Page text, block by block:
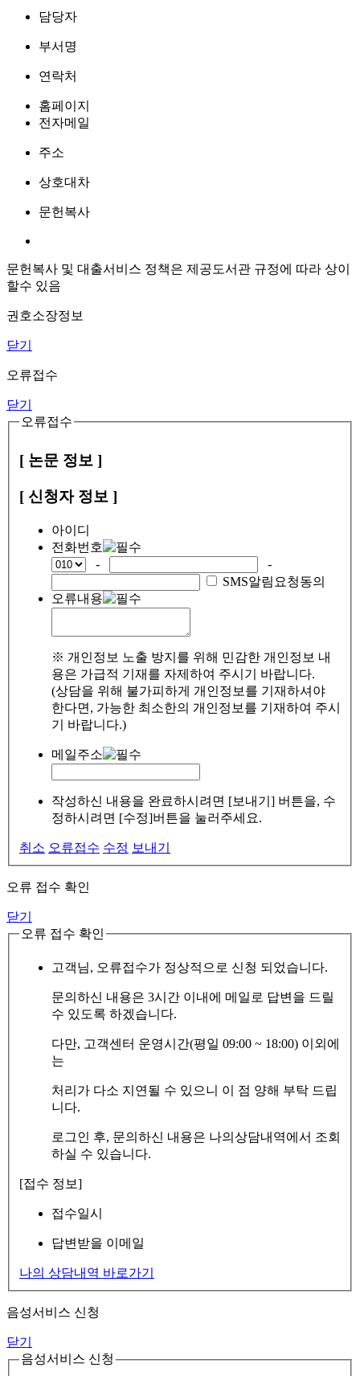
담당자
부서명
연락처
홈페이지
전자메일
주소
상호대차
문헌복사
문헌복사 및 대출서비스 정책은 제공도서관 규정에 따라 상이
할수 있음
권호소장정보
닫기
오류접수
닫기
오류접수
[ 논문 정보 ]
[ 신청자 정보 ]
아이디
전화번호
-
-
SMS알림요청동의
오류내용
※ 개인정보 노출 방지를 위해 민감한 개인정보 내
용은 가급적 기재를 자제하여 주시기 바랍니다.
(상담을 위해 불가피하게 개인정보를 기재하셔야
한다면, 가능한 최소한의 개인정보를 기재하여 주시
기 바랍니다.)
메일주소
작성하신 내용을 완료하시려면 [보내기] 버튼을, 수
정하시려면 [수정]버튼을 눌러주세요.
취소 오류접수 수정 보내기
오류 접수 확인
닫기
오류 접수 확인
고객님, 오류접수가 정상적으로 신청 되었습니다.
문의하신 내용은 3시간 이내에 메일로 답변을 드릴
수 있도록 하겠습니다.
다만, 고객센터 운영시간(평일 09:00 ~ 18:00) 이외에
는
처리가 다소 지연될 수 있으니 이 점 양해 부탁 드립
니다.
로그인 후, 문의하신 내용은 나의상담내역에서 조회
하실 수 있습니다.
[접수 정보]
접수일시
답변받을 이메일
나의 상담내역 바로가기
음성서비스 신청
닫기
음성서비스 신청